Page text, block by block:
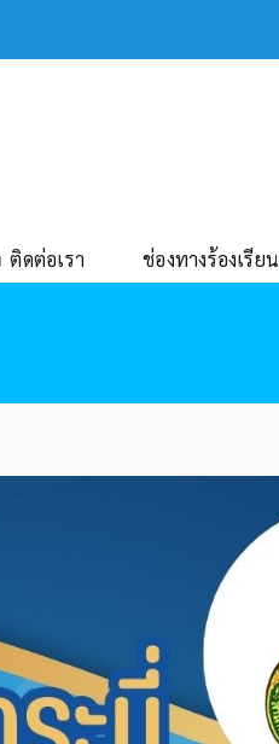
ติดต่อเรา ช่องทางร้องเรียน